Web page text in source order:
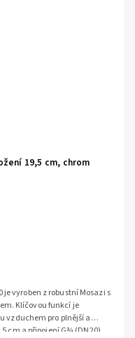
19,5 cm, chrom
je vyroben z robustní Mosazi s
Klíčovou funkcí je
vzduchem pro plnější a
cm a připojení G¾ (DN20),